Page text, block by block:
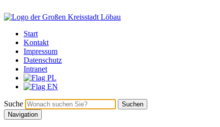
Start
Kontakt
Impressum
Datenschutz
Intranet
Suche
Suchen
Navigation